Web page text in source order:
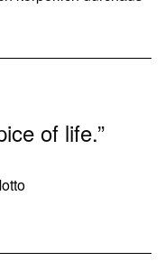
of life.”